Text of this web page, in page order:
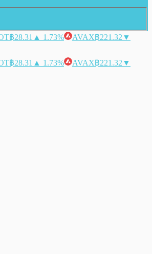
฿28.31 ▲ 1.73% AVAX฿221.32 ▼
฿28.31 ▲ 1.73% AVAX฿221.32 ▼